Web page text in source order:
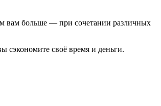
вам больше — при сочетании различных
сэкономите своё время и деньги.